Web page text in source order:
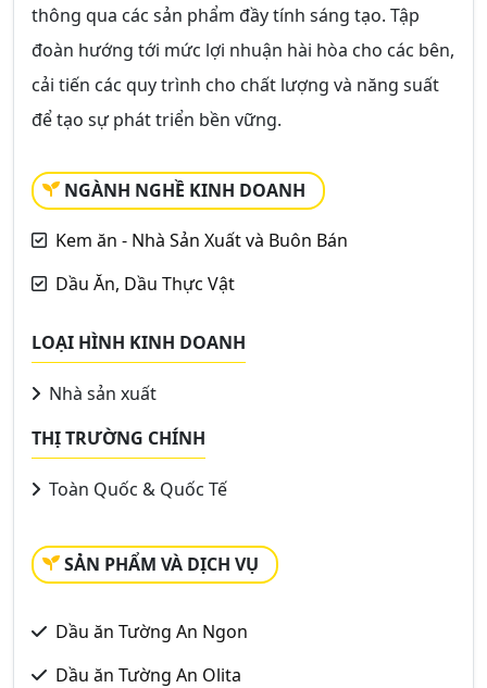
thông qua các sản phẩm đầy tính sáng tạo. Tập
đoàn hướng tới mức lợi nhuận hài hòa cho các bên,
cải tiến các quy trình cho chất lượng và năng suất
để tạo sự phát triển bền vững.
NGÀNH NGHỀ KINH DOANH
Kem ăn - Nhà Sản Xuất và Buôn Bán
Dầu Ăn, Dầu Thực Vật
LOẠI HÌNH KINH DOANH
Nhà sản xuất
THỊ TRƯỜNG CHÍNH
Toàn Quốc & Quốc Tế
SẢN PHẨM VÀ DỊCH VỤ
Dầu ăn Tường An Ngon
Dầu ăn Tường An Olita